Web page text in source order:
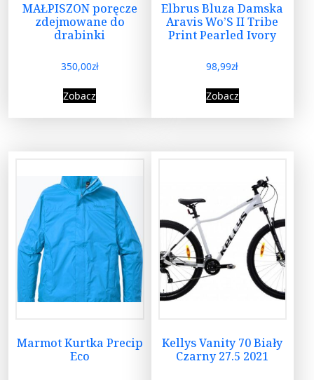
MAŁPISZON poręcze
zdejmowane do
drabinki
350,00zł
Zobacz
Elbrus Bluza Damska
Aravis Wo’S II Tribe
Print Pearled Ivory
98,99zł
Zobacz
Marmot Kurtka Precip
Eco
Kellys Vanity 70 Biały
Czarny 27.5 2021